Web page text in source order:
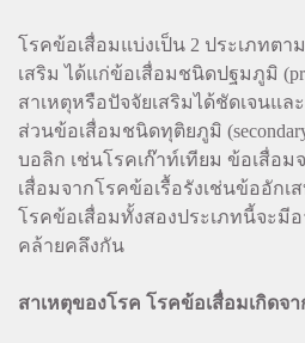
โรคข้อเสื่อมแบ่งเป็น 2 ประเภทตา
เสริม ได้แก่ข้อเสื่อมชนิดปฐมภูมิ
สาเหตุหรือปัจจัยเสริมได้ชัดเจนแ
ส่วนข้อเสื่อมชนิดทุติยภูมิ
บอลิก เช่นโรคเก๊าท์เทียม ข้อเสื่อม
เสื่อมจากโรคข้อเรื้อรังเช่นข้ออักเ
โรคข้อเสื่อมทั้งสองประเภทนี้จะมี
คล้ายคลึงกัน
สาเหตุของโรค โรคข้อเสื่อมเกิดจ